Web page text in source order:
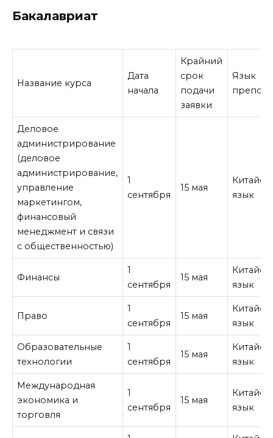
Бакалавриат
Название курса
Дата
начала
Крайний
срок
подачи
заявки
Язык
Деловое
администрирование
(деловое
администрирование,
управление
маркетингом,
финансовый
менеджмент и связи
с общественностью)
1
сентября
15 мая
язык
Финансы
1
сентября
15 мая
язык
Право
1
сентября
15 мая
язык
Образовательные
технологии
1
сентября
15 мая
язык
Международная
экономика и
торговля
1
сентября
15 мая
язык